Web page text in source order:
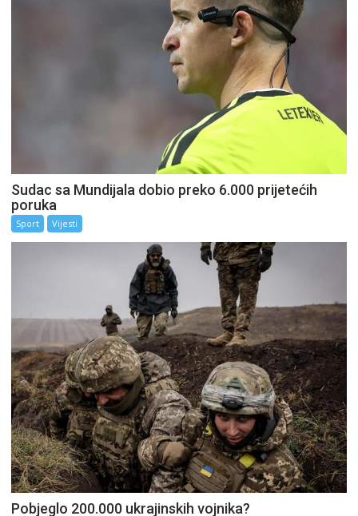
Sudac sa Mundijala dobio preko 6.000 prijetećih
poruka
Sport Vijesti
Pobjeglo 200.000 ukrajinskih vojnika?